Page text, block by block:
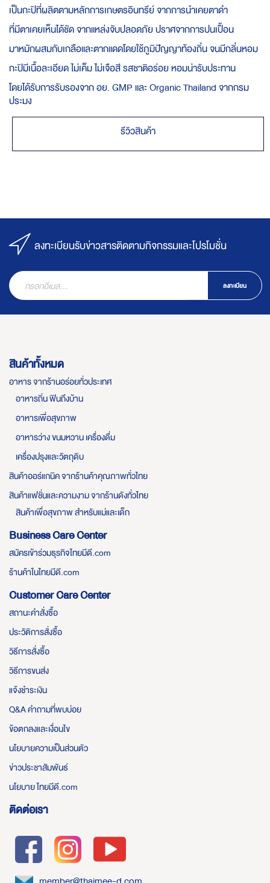
เป็นกะปิที่ผลิตตามหลักการเกษตรอินทรีย์ จากการนำเคยตาดำ
ที่มีตาเคยเห็นได้ชัด จากแหล่งจับปลอดภัย ปราศจากการปนเปื้อน
มาหมักผสมกับเกลือและตากแดดโดยใช้ภูมิปัญญาท้องถิ่น จนมีกลิ่นหอม
กะปิมีเนื้อละเอียด ไม่เค็ม ไม่เจือสี รสชาติอร่อย หอมน่ารับประทาน
โดยได้รับการรับรองจาก อย. GMP และ Organic Thailand จากกรม
ประมง
รีวิวสินค้า
ลงทะเบียนรับข่าวสารติดตามกิจกรรมและโปรโมชั่น
ลงทะเบียน
สินค้าทั้งหมด
อาหาร จากร้านอร่อยทั่วประเทศ
อาหารถิ่น ฟินถึงบ้าน
อาหารเพื่อสุขภาพ
อาหารว่าง ขนมหวาน เครื่องดื่ม
เครื่องปรุงและวัตถุดิบ
สินค้าออร์แกนิค จากร้านค้าคุณภาพทั่วไทย
สินค้าแฟชั่นและความงาม จากร้านดังทั่วไทย
สินค้าเพื่อสุขภาพ สำหรับแม่และเด็ก
Business Care Center
สมัครเข้าร่วมธุรกิจไทยมีดี.com
ร้านค้าในไทยมีดี.com
Customer Care Center
สถานะคำสั่งซื้อ
ประวัติการสั่งซื้อ
วิธีการสั่งซื้อ
วิธีการขนส่ง
แจ้งชำระเงิน
Q&A คำถามที่พบบ่อย
ข้อตกลงและเงื่อนไข
นโยบายความเป็นส่วนตัว
ข่าวประชาสัมพันธ์
นโยบาย ไทยมีดี.com
ติดต่อเรา